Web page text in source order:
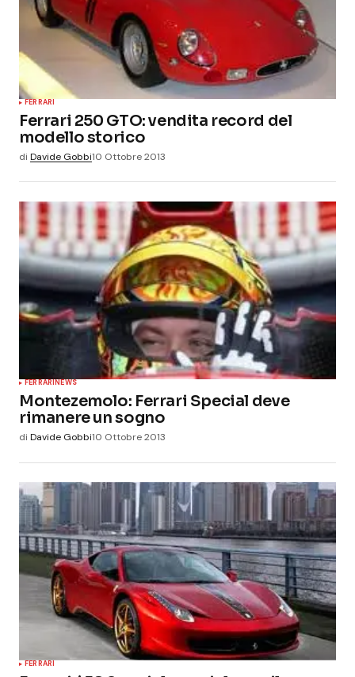
FERRARI
Ferrari 250 GTO: vendita record del
modello storico
di Davide Gobbi10 Ottobre 2013
FERRARINEWS
Montezemolo: Ferrari Special deve
rimanere un sogno
di Davide Gobbi10 Ottobre 2013
FERRARI